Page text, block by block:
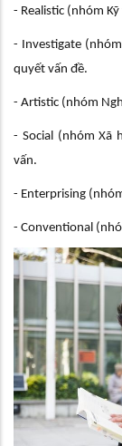
- Realistic (nhóm
- Investigate
quyết vấn đề.
- Artistic (nhóm
- Social (nhóm Xã
vấn.
- Enterprising
- Conventional